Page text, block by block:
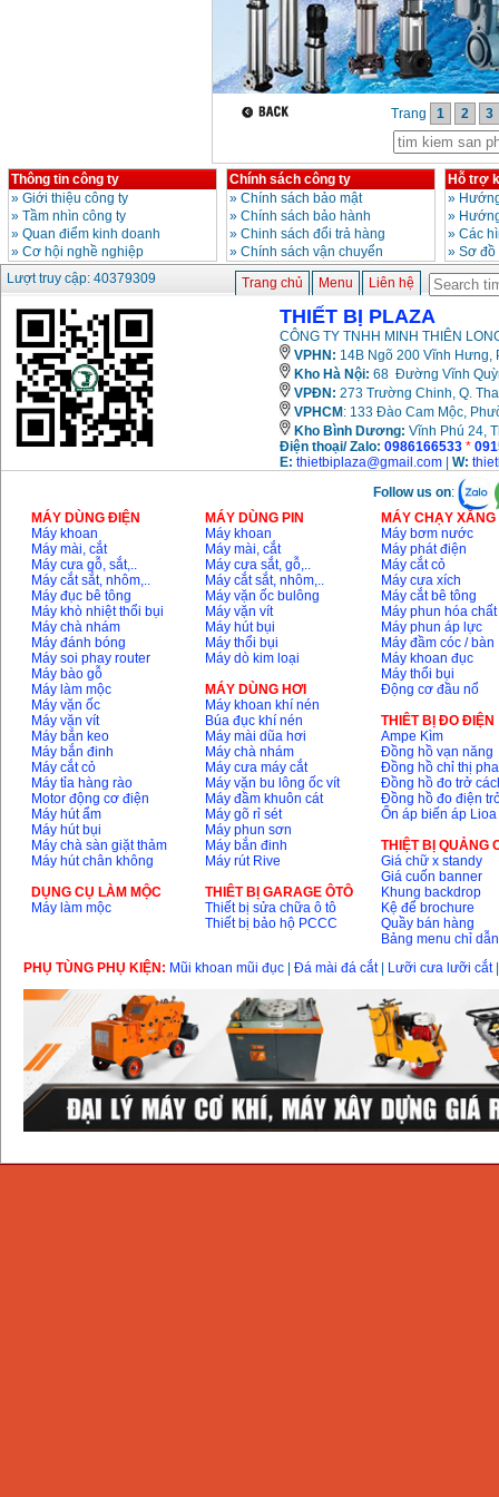
Trang 1 2 3
Thông tin công ty
» Giới thiệu công ty
» Tầm nhìn công ty
» Quan điểm kinh doanh
» Cơ hội nghề nghiệp
Chính sách công ty
» Chính sách bảo mật
» Chính sách bảo hành
» Chinh sách đổi trả hàng
» Chính sách vận chuyển
Hỗ trợ
»
»
» Các
» Sơ
Lượt truy cập: 40379309
Trang chủ Menu Liên hệ
THIẾT BỊ PLAZA
CÔNG TY TNHH MINH THIÊN
VPHN: 14B Ngõ 200 Vĩnh Hưng,
Kho Hà Nội: 68 Đường Vĩnh
VPĐN: 273 Trường Chinh, Q.
VPHCM : 133 Đào Cam Mộc,
Kho Bình Dương: Vĩnh Phú 24,
Điện thoại/ Zalo: 0986166533 *
E: thietbiplaza@gmail.com W:
Follow us on:
MÁY DÙNG ĐIỆN
Máy khoan
Máy mài, cắt
Máy cưa gỗ, sắt,..
Máy cắt sắt, nhôm,..
Máy đục bê tông
Máy khò nhiệt thổi bụi
Máy chà nhám
Máy đánh bóng
Máy soi phay router
Máy bào gỗ
Máy làm mộc
Máy vặn ốc
Máy vặn vít
Máy bắn keo
Máy bắn đinh
Máy cắt cỏ
Máy tỉa hàng rào
Motor động cơ điện
Máy hút ẩm
Máy hút bụi
Máy chà sàn giặt thảm
Máy hút chân không
DỤNG CỤ LÀM MỘC
Máy làm mộc
MÁY DÙNG PIN
Máy khoan
Máy mài, cắt
Máy cưa sắt, gỗ,..
Máy cắt sắt, nhôm,..
Máy vặn ốc bulông
Máy vặn vít
Máy hút bụi
Máy thổi bụi
Máy dò kim loại
MÁY DÙNG HƠI
Máy khoan khí nén
Búa đục khí nén
Máy mài dũa hơi
Máy chà nhám
Máy cưa máy cắt
Máy vặn bu lông ốc vít
Máy đầm khuôn cát
Máy gõ rỉ sét
Máy phun sơn
Máy bắn đinh
Máy rút Rive
THIÊT BỊ GARAGE ÔTÔ
Thiết bị sửa chữa ô tô
Thiết bị bảo hộ PCCC
MÁY CHẠY
Máy bơm nước
Máy phát điện
Máy cắt cỏ
Máy cưa xích
Máy cắt bê tông
Máy phun hóa chất
Máy phun áp lực
Máy đầm cóc / bàn
Máy khoan đục
Máy thổi bụi
Động cơ đầu nổ
THIÊT BỊ ĐO ĐIỆN
Ampe Kìm
Đồng hồ vạn năng
Đồng hồ chỉ thị pha
Đồng hồ đo trở
Đồng hồ đo điện
Ổn áp biến áp Lioa
THIỆT BỊ QUẢNG
Giá chữ x standy
Giá cuốn banner
Khung backdrop
Kệ để brochure
Quầy bán hàng
Bảng menu chỉ dẫn
PHỤ TÙNG PHỤ KIỆN: Mũi khoan mũi đục Đá mài đá cắt| Lưỡi cưa lưỡi cắt